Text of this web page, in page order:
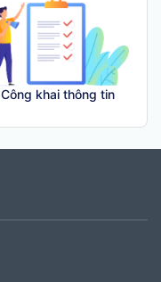
Công khai thông tin